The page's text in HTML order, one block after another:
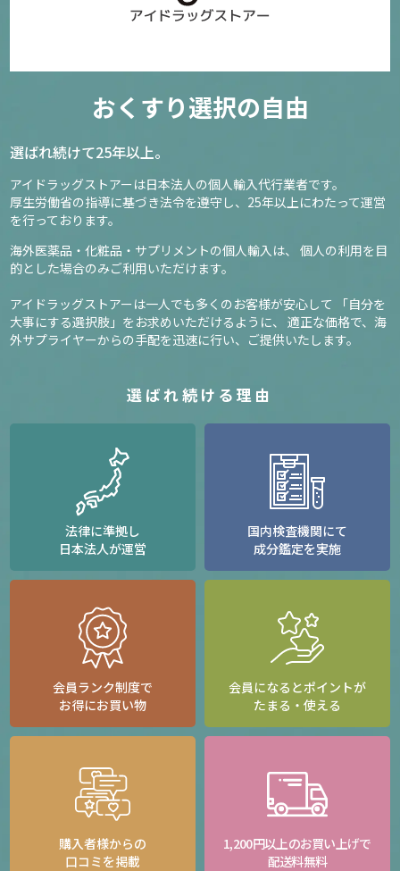
おくすり選択の自由
選ばれ続けて25年以上。
アイドラッグストアーは日本法人の個人輸入代行業者です。
厚生労働省の指導に基づき法令を遵守し、 25年以上にわたって運営
を行っております。
海外医薬品・化粧品・サプリメントの個人輸入は、
個人の利用を目
的とした場合のみご利用いただけます。
アイドラッグストアーは一人でも多くのお客様が安心して
「自分を
大事にする選択肢」をお求めいただけるように、
適正な価格で、海
外サプライヤーからの手配を迅速に行い、ご提供いたします。
選ばれ続ける理由
法律に準拠し
日本法人が運営
国内検査機関にて
成分鑑定を実施
会員ランク制度で
お得にお買い物
会員になるとポイントが
たまる・使える
購入者様からの
口コミを掲載
1,200円以上のお買い上げで
配送料無料